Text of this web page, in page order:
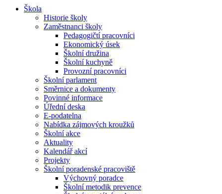
Škola
Historie školy
Zaměstnanci školy
Pedagogičtí pracovníci
Ekonomický úsek
Školní družina
Školní kuchyně
Provozní pracovníci
Školní parlament
Směrnice a dokumenty
Povinné informace
Úřední deska
E-podatelna
Nabídka zájmových kroužků
Školní akce
Aktuality
Kalendář akcí
Projekty
Školní poradenské pracoviště
Výchovný poradce
Školní metodik prevence